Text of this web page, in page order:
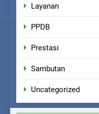
Layanan
PPDB
Prestasi
Sambutan
Uncategorized